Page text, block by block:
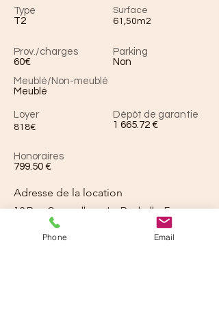
Type
T2
Surface
61,50m2
Prov./charges
60€
Parking
Non
Meublé/Non-meublé
Meublé
Loyer
818€
Dépôt de garantie
1 665.72 €
Honoraires
799.50 €
Adresse de la location
16 Rue Gargoulleau, La Rochelle, France
Phone Email